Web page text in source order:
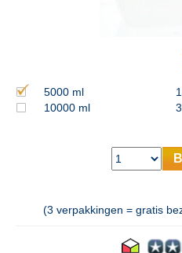
5000 ml
10000 ml
(3 verpakkingen = gratis